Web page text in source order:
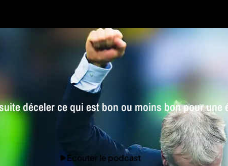
déceler ce qui est bon ou moins bon pour une
Écouter le podcast